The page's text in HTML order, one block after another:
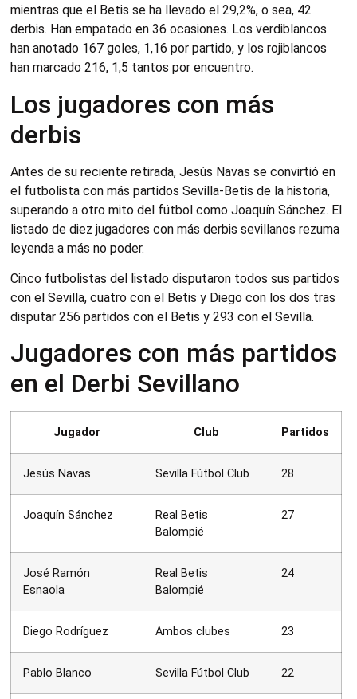
mientras que el Betis se ha llevado el 29,2%, o sea, 42
derbis. Han empatado en 36 ocasiones. Los verdiblancos
han anotado 167 goles, 1,16 por partido, y los rojiblancos
han marcado 216, 1,5 tantos por encuentro.
Los jugadores con más
derbis
Antes de su reciente retirada, Jesús Navas se convirtió en
el futbolista con más partidos Sevilla-Betis de la historia,
superando a otro mito del fútbol como Joaquín Sánchez. El
listado de diez jugadores con más derbis sevillanos rezuma
leyenda a más no poder.
Cinco futbolistas del listado disputaron todos sus partidos
con el Sevilla, cuatro con el Betis y Diego con los dos tras
disputar 256 partidos con el Betis y 293 con el Sevilla.
Jugadores con más partidos
en el Derbi Sevillano
Jugador Club Partidos
Jesús Navas Sevilla Fútbol Club 28
Joaquín Sánchez
Real Betis
Balompié
27
José Ramón
Esnaola
Real Betis
Balompié
24
Diego Rodríguez Ambos clubes 23
Pablo Blanco Sevilla Fútbol Club 22